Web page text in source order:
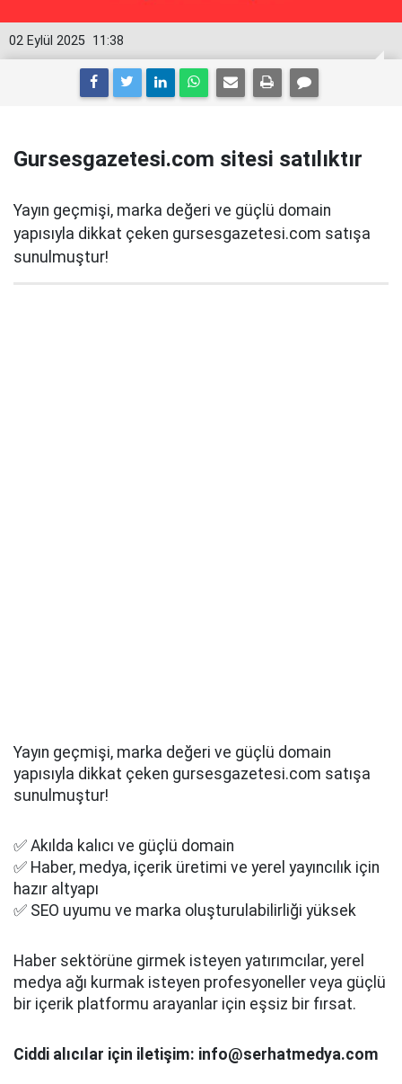
11:38
02 Eylül 2025
Gursesgazetesi.com sitesi satılıktır
Yayın geçmişi, marka değeri ve güçlü domain
yapısıyla dikkat çeken gursesgazetesi.com satışa
sunulmuştur!
Yayın geçmişi, marka değeri ve güçlü domain
yapısıyla dikkat çeken gursesgazetesi.com satışa
sunulmuştur!
✅ Akılda kalıcı ve güçlü domain
✅ Haber, medya, içerik üretimi ve yerel yayıncılık için
hazır altyapı
✅ SEO uyumu ve marka oluşturulabilirliği yüksek
Haber sektörüne girmek isteyen yatırımcılar, yerel
medya ağı kurmak isteyen profesyoneller veya güçlü
bir içerik platformu arayanlar için eşsiz bir fırsat.
Ciddi alıcılar için iletişim: info@serhatmedya.com